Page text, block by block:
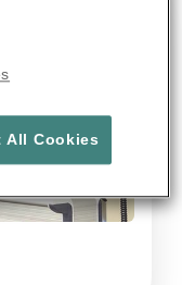
All Cookies